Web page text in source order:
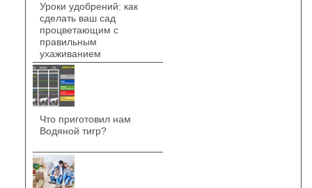
Уроки удобрений: как
сделать ваш сад
процветающим с
правильным
ухаживанием
Что приготовил нам
Водяной тигр?